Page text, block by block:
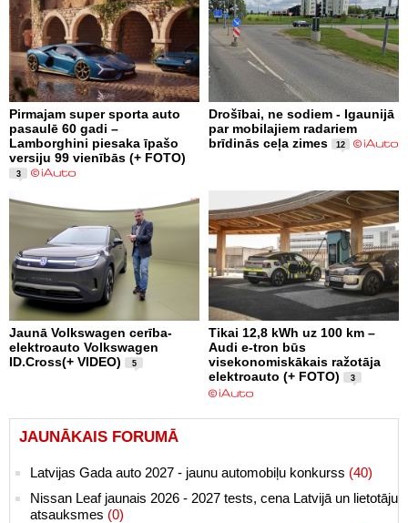
Pirmajam super sporta auto
pasaulē 60 gadi –
Lamborghini piesaka īpašo
versiju 99 vienībās (+ FOTO)
3
Drošībai, ne sodiem - Igaunijā
par mobilajiem radariem
brīdinās ceļa zimes
12
Jaunā Volkswagen cerība-
elektroauto Volkswagen
ID.Cross(+ VIDEO)
5
Tikai 12,8 kWh uz 100 km –
Audi e-tron būs
visekonomiskākais ražotāja
elektroauto (+ FOTO)
3
JAUNĀKAIS FORUMĀ
Latvijas Gada auto 2027 - jaunu automobiļu konkurss (40)
Nissan Leaf jaunais 2026 - 2027 tests, cena Latvijā un lietotāju
atsauksmes (0)